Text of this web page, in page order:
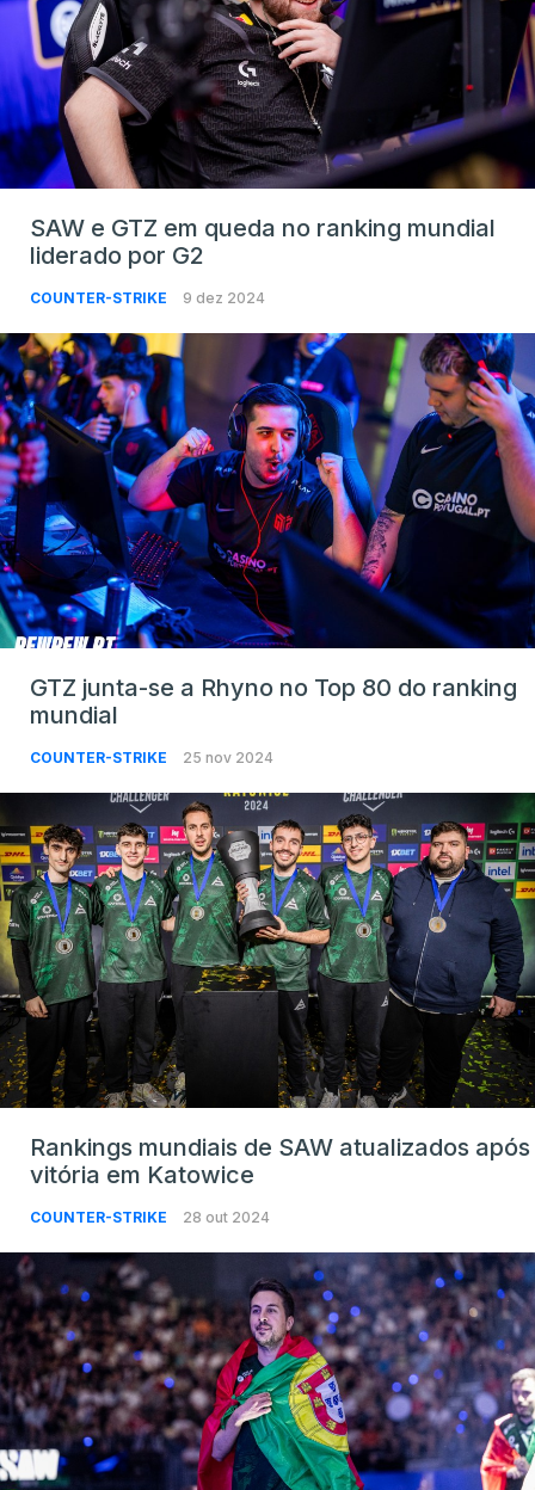
SAW e GTZ em queda no ranking mundial
liderado por G2
COUNTER-STRIKE 9 dez 2024
GTZ junta-se a Rhyno no Top 80 do ranking
mundial
COUNTER-STRIKE 25 nov 2024
Rankings mundiais de SAW atualizados após
vitória em Katowice
COUNTER-STRIKE 28 out 2024